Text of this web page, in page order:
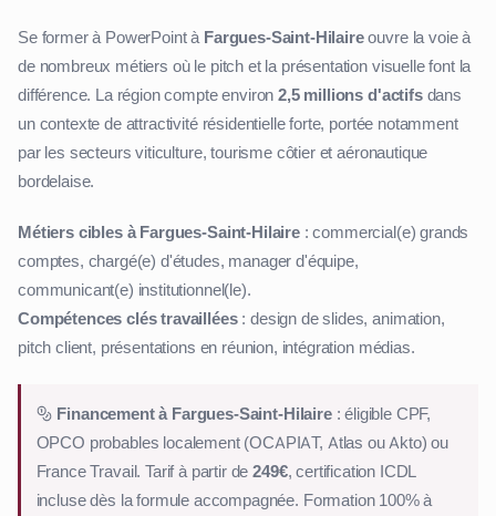
Se former à PowerPoint à Fargues-Saint-Hilaireouvre la voie à
de nombreux métiers où le pitch et la présentation visuelle font la
différence. La région compte environ2,5 millions d'actifsdans
un contexte de attractivité résidentielle forte, portée notamment
par les secteurs viticulture, tourisme côtier et aéronautique
bordelaise.
Métiers cibles à Fargues-Saint-Hilaire: commercial(e) grands
comptes, chargé(e) d'études, manager d'équipe,
communicant(e) institutionnel(le).
Compétences clés travaillées: design de slides, animation,
pitch client, présentations en réunion, intégration médias.
Financement à Fargues-Saint-Hilaire: éligible CPF,
OPCO probables localement (OCAPIAT, Atlas ou Akto) ou
France Travail. Tarif à partir de249€, certification ICDL
incluse dès la formule accompagnée. Formation 100% à